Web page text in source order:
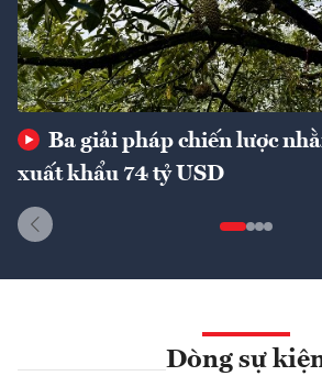
Ba giải pháp chiến lược
xuất khẩu 74 tỷ USD
Dòng sự